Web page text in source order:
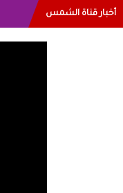
أخبار قناة الشمس